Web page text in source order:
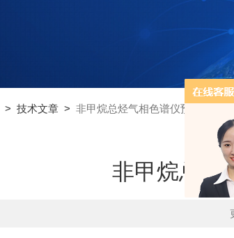
>技术文章 >非甲烷总烃气相色谱仪预防措施
非甲烷总烃